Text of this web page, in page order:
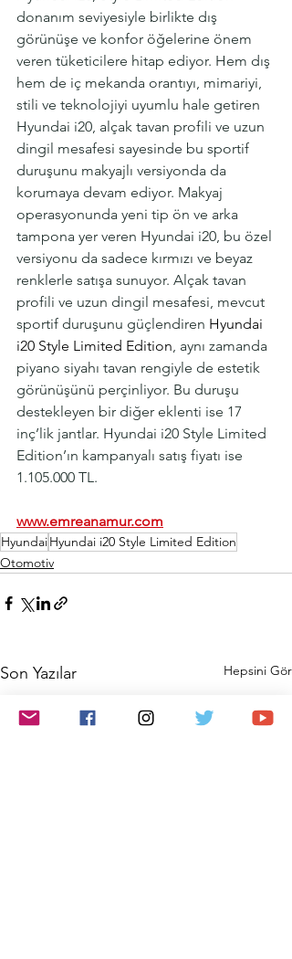
donanım seviyesiyle birlikte dış
görünüşe ve konfor öğelerine önem
veren tüketicilere hitap ediyor. Hem dış
hem de iç mekanda orantıyı, mimariyi,
stili ve teknolojiyi uyumlu hale getiren
Hyundai i20, alçak tavan profili ve uzun
dingil mesafesi sayesinde bu sportif
duruşunu makyajlı versiyonda da
korumaya devam ediyor. Makyaj
operasyonunda yeni tip ön ve arka
tampona yer veren Hyundai i20, bu özel
versiyonu da sadece kırmızı ve beyaz
renklerle satışa sunuyor. Alçak tavan
profili ve uzun dingil mesafesi, mevcut
sportif duruşunu güçlendiren Hyundai
i20 Style Limited Edition , aynı zamanda
piyano siyahı tavan rengiyle de estetik
görünüşünü perçinliyor. Bu duruşu
destekleyen bir diğer eklenti ise 17
inç’lik jantlar. Hyundai i20 Style Limited
Edition’ın kampanyalı satış fiyatı ise
1.105.000 TL.
www.emreanamur.com
HyundaiHyundai i20 Style Limited Edition
Otomotiv
Son Yazılar Hepsini Gör